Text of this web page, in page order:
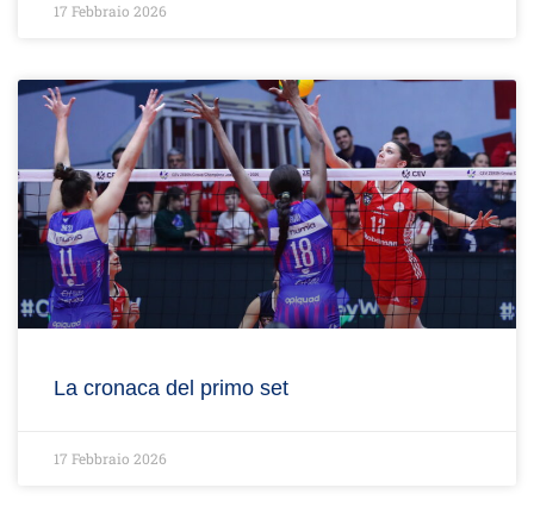
17 Febbraio 2026
La cronaca del primo set
17 Febbraio 2026